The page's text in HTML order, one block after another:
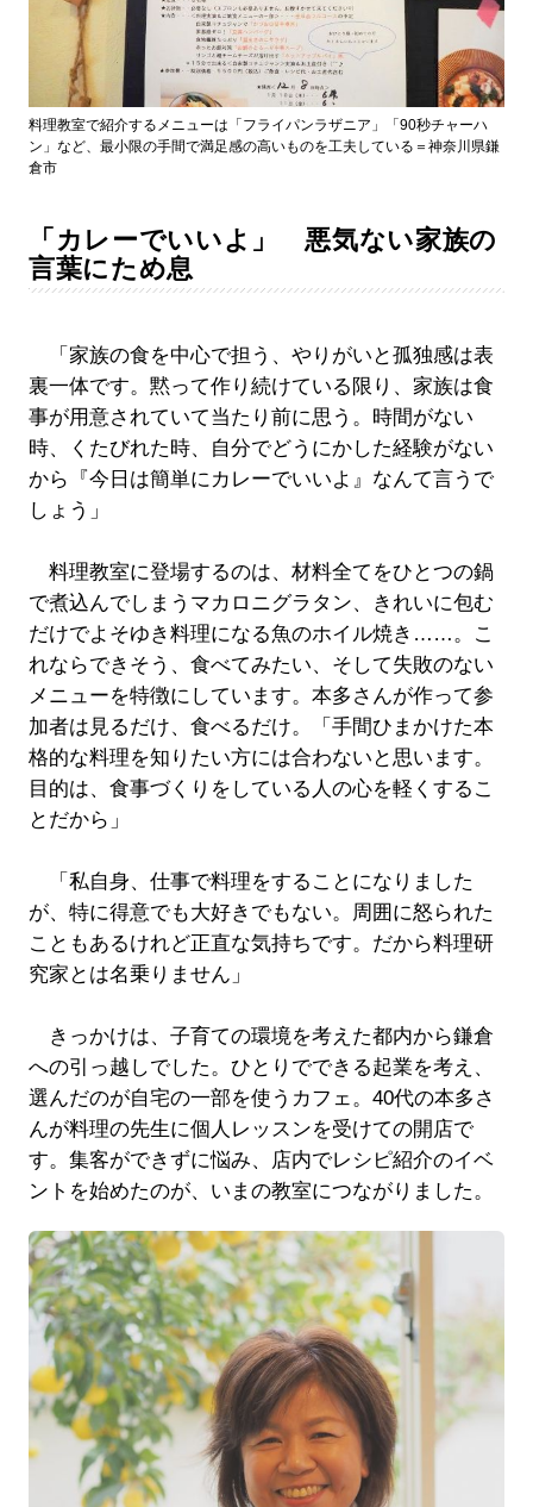
料理教室で紹介するメニューは「フライパンラザニア」「90秒チャーハ
ン」など、最小限の手間で満足感の高いものを工夫している＝神奈川県鎌
倉市
「カレーでいいよ」 悪気ない家族の
言葉にため息
「家族の食を中心で担う、やりがいと孤独感は表
裏一体です。黙って作り続けている限り、家族は食
事が用意されていて当たり前に思う。時間がない
時、くたびれた時、自分でどうにかした経験がない
から『今日は簡単にカレーでいいよ』なんて言うで
しょう」
料理教室に登場するのは、材料全てをひとつの鍋
で煮込んでしまうマカロニグラタン、きれいに包む
だけでよそゆき料理になる魚のホイル焼き……。こ
れならできそう、食べてみたい、そして失敗のない
メニューを特徴にしています。本多さんが作って参
加者は見るだけ、食べるだけ。「手間ひまかけた本
格的な料理を知りたい方には合わないと思います。
目的は、食事づくりをしている人の心を軽くするこ
とだから」
「私自身、仕事で料理をすることになりました
が、特に得意でも大好きでもない。周囲に怒られた
こともあるけれど正直な気持ちです。だから料理研
究家とは名乗りません」
きっかけは、子育ての環境を考えた都内から鎌倉
への引っ越しでした。ひとりでできる起業を考え、
選んだのが自宅の一部を使うカフェ。40代の本多さ
んが料理の先生に個人レッスンを受けての開店で
す。集客ができずに悩み、店内でレシピ紹介のイベ
ントを始めたのが、いまの教室につながりました。